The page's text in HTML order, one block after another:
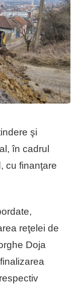
şi
în cadrul
cu finanţare
reţelei de
Doja